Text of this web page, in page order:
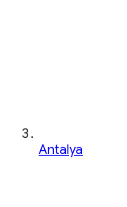
Antalya